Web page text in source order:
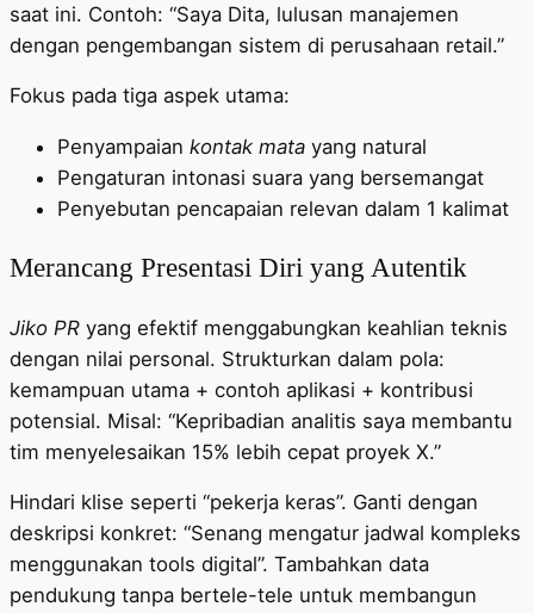
saat ini. Contoh: “Saya Dita, lulusan manajemen
dengan pengembangan sistem di perusahaan retail.”
Fokus pada tiga aspek utama:
Penyampaian kontak mata yang natural
Pengaturan intonasi suara yang bersemangat
Penyebutan pencapaian relevan dalam 1 kalimat
Merancang Presentasi Diri yang Autentik
Jiko PR yang efektif menggabungkan keahlian teknis
dengan nilai personal. Strukturkan dalam pola:
kemampuan utama + contoh aplikasi + kontribusi
potensial. Misal: “Kepribadian analitis saya membantu
tim menyelesaikan 15% lebih cepat proyek X.”
Hindari klise seperti “pekerja keras”. Ganti dengan
deskripsi konkret: “Senang mengatur jadwal kompleks
menggunakan tools digital”. Tambahkan data
pendukung tanpa bertele-tele untuk membangun